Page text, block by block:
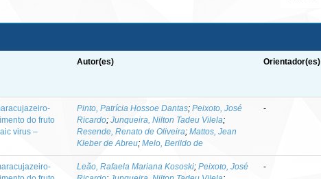
Autor(es) Orientador(es)
do fruto
virus –
Pinto, Patrícia Hossoe Dantas;Peixoto, José
Ricardo;Junqueira, Nilton Tadeu Vilela;
Resende, Renato de Oliveira;Mattos, Jean
Kleber de Abreu;Melo, Berildo de
-
Leão, Rafaela Mariana Kososki;Peixoto, José
-